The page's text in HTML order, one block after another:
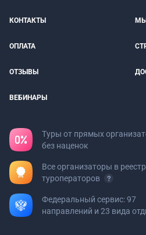
КОНТАКТЫ
ОПЛАТА
ОТЗЫВЫ
ВЕБИНАРЫ
Туры от прямых
без наценок
Все организаторы в
туроператоров
Федеральный сервис: 97
направлений и 23 вида